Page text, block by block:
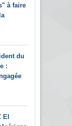
à faire
du
:
El